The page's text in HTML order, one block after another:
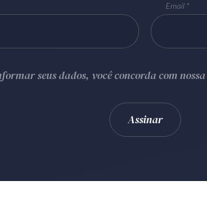
Email
seus dados, você concorda com nossa